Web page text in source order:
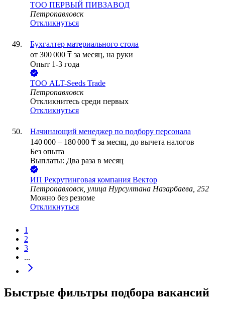
ТОО ПЕРВЫЙ ПИВЗАВОД
Петропавловск
Откликнуться
Бухгалтер материального стола
от 300 000 ₸ за месяц, на руки
Опыт 1-3 года
ТОО ALT-Seeds Trade
Петропавловск
Откликнитесь среди первых
Откликнуться
Начинающий менеджер по подбору персонала
140 000 – 180 000 ₸ за месяц, до вычета налогов
Без опыта
Выплаты: Два раза в месяц
ИП Рекрутинговая компания Вектор
Петропавловск, улица Нурсултана Назарбаева, 252
Можно без резюме
Откликнуться
1
2
3
...
Быстрые фильтры подбора вакансий